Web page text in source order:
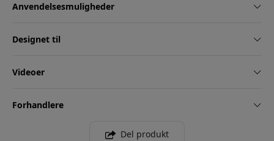
Anvendelsesmuligheder
Designet til
Videoer
Forhandlere
Del produkt